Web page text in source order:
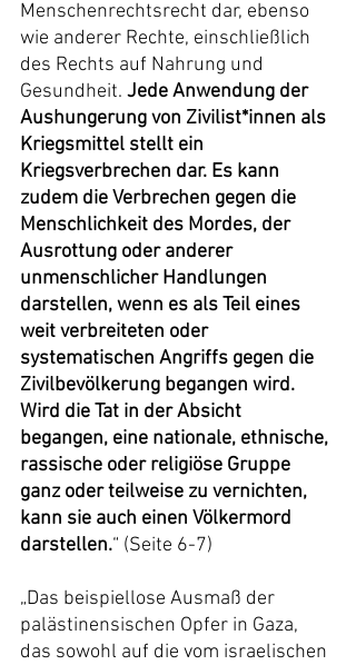
Menschenrechtsrecht dar, ebenso
wie anderer Rechte, einschließlich
des Rechts auf Nahrung und
Gesundheit. Jede Anwendung der
Aushungerung von Zivilist*innen als
Kriegsmittel stellt ein
Kriegsverbrechen dar. Es kann
zudem die Verbrechen gegen die
Menschlichkeit des Mordes, der
Ausrottung oder anderer
unmenschlicher Handlungen
darstellen, wenn es als Teil eines
weit verbreiteten oder
systematischen Angriffs gegen die
Zivilbevölkerung begangen wird.
Wird die Tat in der Absicht
begangen, eine nationale, ethnische,
rassische oder religiöse Gruppe
ganz oder teilweise zu vernichten,
kann sie auch einen Völkermord
darstellen.“ (Seite 6-7)
„Das beispiellose Ausmaß der
palästinensischen Opfer in Gaza,
das sowohl auf die vom israelischen